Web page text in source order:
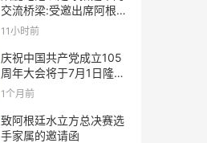
交流桥梁:受邀出席阿根廷
足协赞助商招待会！
11小时前
庆祝中国共产党成立105
周年大会将于7月1日隆重
举行
1个月前
致阿根廷水立方总决赛选
手家属的邀请函